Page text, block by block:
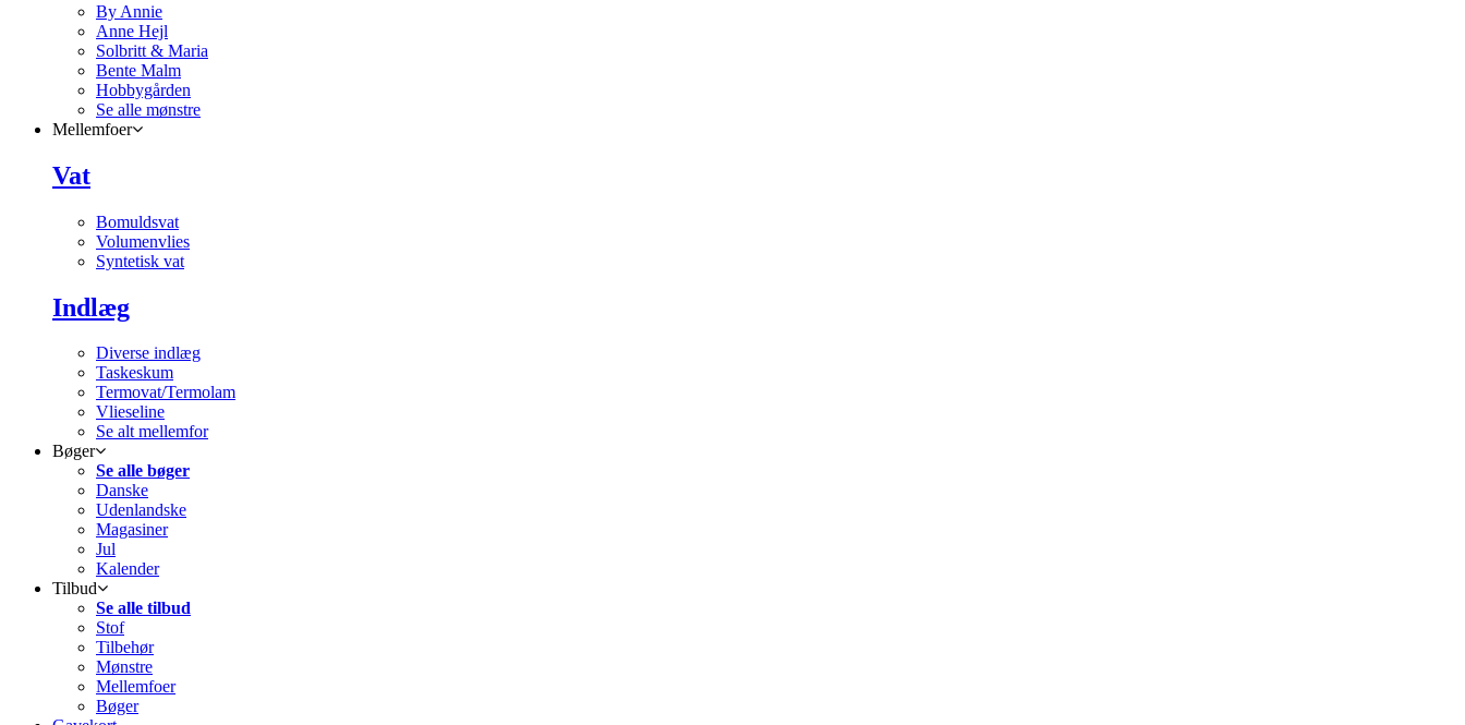
By Annie
Anne Hejl
Solbritt & Maria
Bente Malm
Hobbygården
Se alle mønstre
Mellemfoer
Vat
Bomuldsvat
Volumenvlies
Syntetisk vat
Indlæg
Diverse indlæg
Taskeskum
Termovat/Termolam
Vlieseline
Se alt mellemfor
Bøger
Se alle bøger
Danske
Udenlandske
Magasiner
Jul
Kalender
Tilbud
Se alle tilbud
Stof
Tilbehør
Mønstre
Mellemfoer
Bøger